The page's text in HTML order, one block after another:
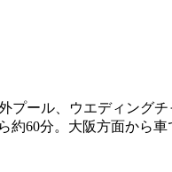
プール、ウエディング
60分。大阪方面から